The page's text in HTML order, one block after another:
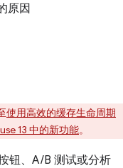
原因
使用高效的缓存生命周期
13 中的新功能。
钮、A/B 测试或分析